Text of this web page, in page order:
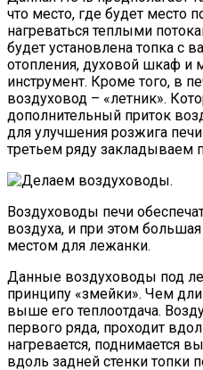
что место, где будет место
нагреваться теплыми
будет установлена топка с
отопления, духовой шкаф и
инструмент. Кроме того, в
воздуховод – «летник».
дополнительный приток
для улучшения розжига
третьем ряду закладываем
Воздуховоды печи
воздуха, и при этом
местом для лежанки.
Данные воздуховоды под
принципу «змейки». Чем
выше его теплоотдача.
первого ряда, проходит
нагревается, поднимается
вдоль задней стенки топки